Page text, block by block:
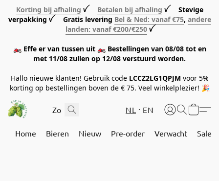
Korting bij afhaling ꪜ Betalen bij afhaling ꪜ Stevige
verpakking ꪜ Gratis levering Bel & Ned: vanaf €75, andere
landen: vanaf €200/€250 ꪜ
🏍️ Effe er van tussen uit 🏍️ Bestellingen van 08/08 tot en
met 11/08 zullen op 12/08 verstuurd worden.
Hallo nieuwe klanten! Gebruik code LCCZ2LG1QPJM voor 5%
korting op bestellingen boven de € 75. Veel winkelplezier! 🎉
NL EN
Home Bieren Nieuw Pre-order Verwacht Sale